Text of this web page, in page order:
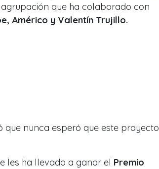
que ha colaborado con
Américo y Valentín Trujillo.
que nunca esperó que este proyecto
les ha llevado a ganar el Premio